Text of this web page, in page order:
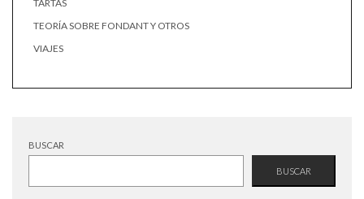
TARTAS
TEORÍA SOBRE FONDANT Y OTROS
VIAJES
BUSCAR
BUSCAR